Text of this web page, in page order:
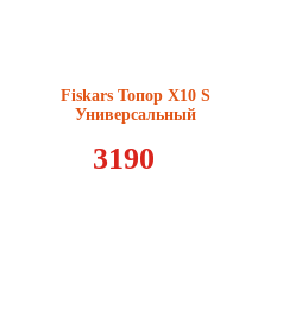
Fiskars Топор X10 S
Универсальный
3190